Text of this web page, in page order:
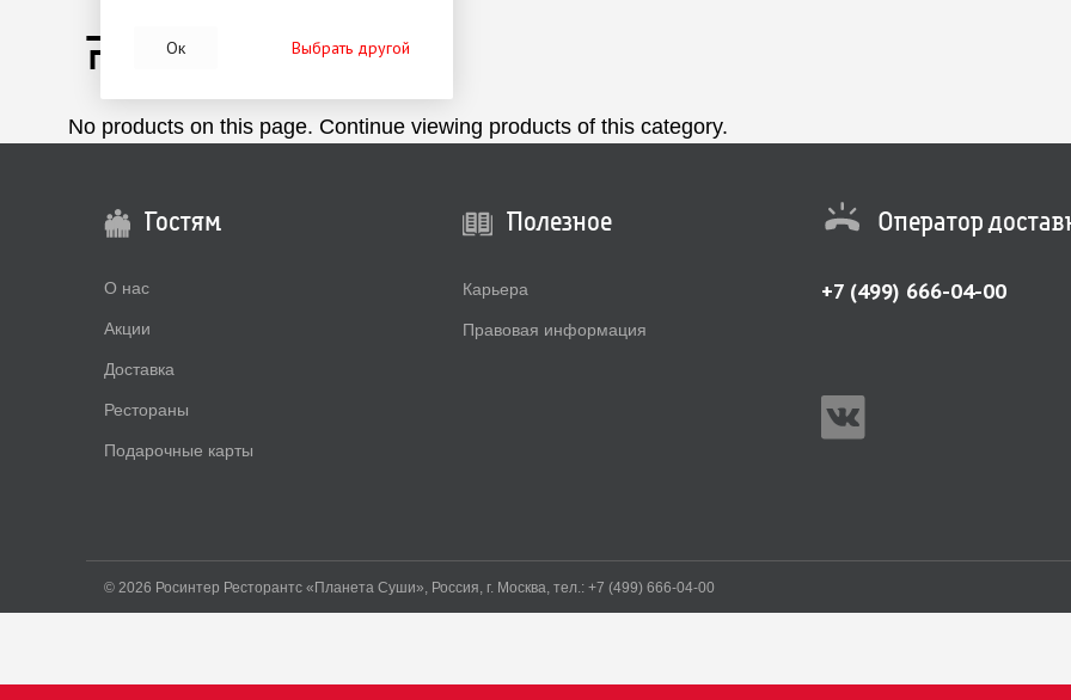
Ок Выбрать другой
Роллы
No products on this page. Continue viewing products of this category.
Гостям
О нас
Акции
Доставка
Рестораны
Подарочные карты
Полезное
Карьера
Правовая информация
Оператор
+7 (499) 666-04-00
© 2026 Росинтер Ресторантс «Планета Суши», Россия, г. Москва, тел.: +7 (499) 666‐04‐00